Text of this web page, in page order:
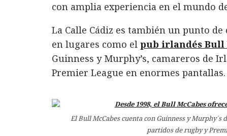
con amplia experiencia en el mundo
La Calle Cádiz es también un punto
en lugares como el pub irlandés Bull
Guinness y Murphy’s, camareros de
Premier League en enormes pantallas.
El Bull McCabes cuenta con Guinness y
partidos de rugby y